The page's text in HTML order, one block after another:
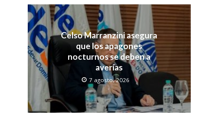
Celso Marranzini asegura
que los apagones
nocturnos se deben a
averías
7 agosto, 2026